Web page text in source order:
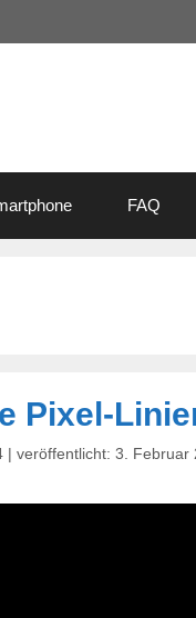
FAQ
Pixel-
3. Februar